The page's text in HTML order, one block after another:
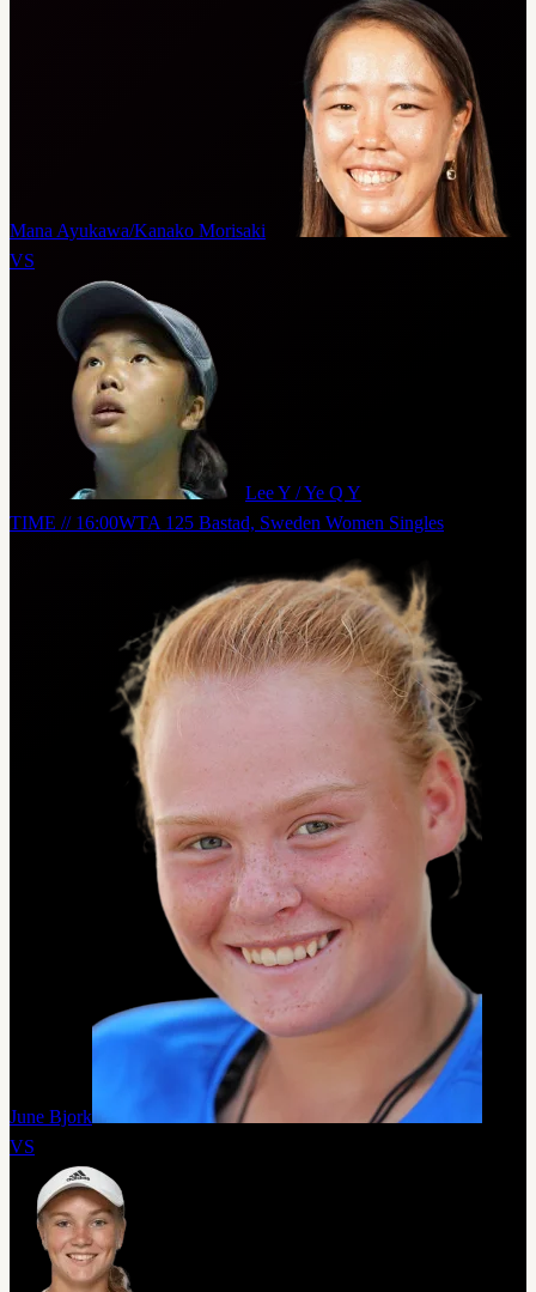
Mana Ayukawa/Kanako Morisaki
VS
Lee Y / Ye Q Y
TIME // 16:00WTA 125 Bastad, Sweden Women Singles
June Bjork
VS